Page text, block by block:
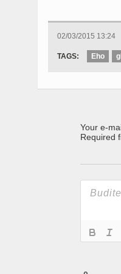
02/03/2015 13:24
TAGS: Eho
Your e-
Required